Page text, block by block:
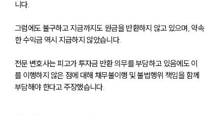
니다.
그럼에도 불구하고 지금까지도 원금을 반환하지 않고 있으며, 약속
한 수익금 역시 지급하지 않았습니다.
전문 변호사는 피고가 투자금 반환 의무를 부담하고 있음에도 이
를 이행하지 않은 점에 대해 채무불이행 및 불법행위 책임을 함께
부담해야 한다고 주장했습니다.